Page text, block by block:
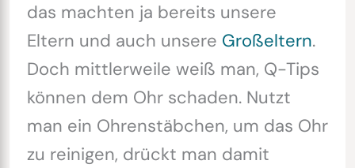
das machten ja bereits unsere
Eltern und auch unsere Großeltern.
Doch mittlerweile weiß man, Q-Tips
können dem Ohr schaden. Nutzt
man ein Ohrenstäbchen, um das Ohr
zu reinigen, drückt man damit